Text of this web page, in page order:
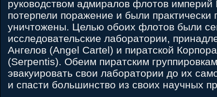
руководством адмиралов флотов
потерпели поражение и были практически
уничтожены. Целью обоих флотов были
исследовательские лаборатории,
Ангелов (Angel Cartel) и пиратской
(Serpentis). Обеим пиратским
эвакуировать свои лаборатории до их
и спасти большинство из своих научных